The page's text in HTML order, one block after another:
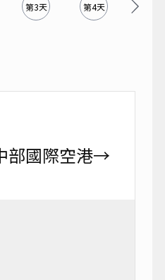
第3天 第4天
部國際空港→